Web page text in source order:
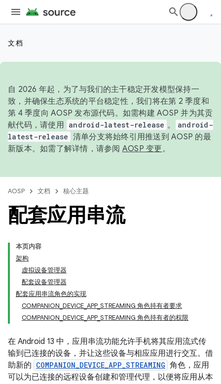
文档
自 2026 年起，为了与我们的主干稳定开发模型保持一
致，并确保生态系统的平台稳定性，我们将在第 2 季度和
第 4 季度向 AOSP 发布源代码。如需构建 AOSP 并为其贡
献代码，请使用 android-latest-release 。
android-
latest-release 清单分支将始终引用推送到 AOSP 的最
新版本。如需了解详情，请参阅 AOSP 变更。
AOSP 文档 核心主题
配套应用串流
本页内容
架构
虚拟设备管理器
配套设备管理器
配套应用串流角色的实现
COMPANION_DEVICE_APP_STREAMING 角色持有者要求
COMPANION_DEVICE_APP_STREAMING 角色持有者的权限
在 Android 13 中，应用串流功能允许手机将其应用流式传
输到已连接的设备，并让这些设备与相应应用进行交互。借
助新的 COMPANION_DEVICE_APP_STREAMING 角色，应用
可以为已连接的远程设备创建和管理代理，以便将应用从本